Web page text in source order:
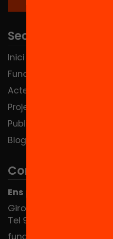
Seccions
Inici
Fundació
Actes
Projectes
Publicacions i vídeos
Blog
Contacte
Ens pots trobar al Hub
Girona 34, interior 08010
Tel 934 588 700
fundacio@equitat.org